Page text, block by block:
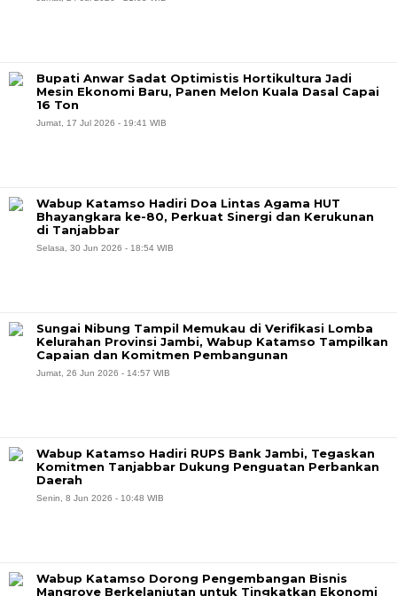
Bupati Anwar Sadat Optimistis Hortikultura Jadi
Mesin Ekonomi Baru, Panen Melon Kuala Dasal Capai
16 Ton
Jumat, 17 Jul 2026 - 19:41 WIB
Wabup Katamso Hadiri Doa Lintas Agama HUT
Bhayangkara ke-80, Perkuat Sinergi dan Kerukunan
di Tanjabbar
Selasa, 30 Jun 2026 - 18:54 WIB
Sungai Nibung Tampil Memukau di Verifikasi Lomba
Kelurahan Provinsi Jambi, Wabup Katamso Tampilkan
Capaian dan Komitmen Pembangunan
Jumat, 26 Jun 2026 - 14:57 WIB
Wabup Katamso Hadiri RUPS Bank Jambi, Tegaskan
Komitmen Tanjabbar Dukung Penguatan Perbankan
Daerah
Senin, 8 Jun 2026 - 10:48 WIB
Wabup Katamso Dorong Pengembangan Bisnis
Mangrove Berkelanjutan untuk Tingkatkan Ekonomi